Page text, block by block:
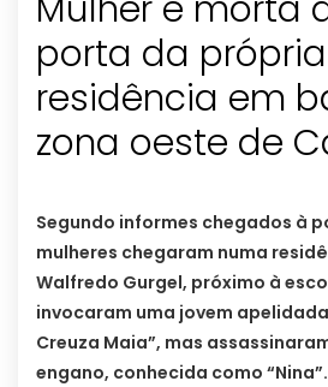
porta da própria
residência em
zona oeste de
Segundo informes chegados à
mulheres chegaram numa
Walfredo Gurgel, próximo à
invocaram uma jovem apelidada
Creuza Maia”, mas
engano, conhecida como “Nina”.